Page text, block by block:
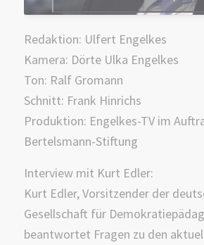
Redaktion: Ulfert Engelkes
Kamera: Dörte Ulka Engelkes
Ton: Ralf Gromann
Schnitt: Frank Hinrichs
Produktion: Engelkes-TV im
Bertelsmann-Stiftung
Interview mit Kurt Edler:
Kurt Edler, Vorsitzender der
Gesellschaft für
beantwortet Fragen zu den